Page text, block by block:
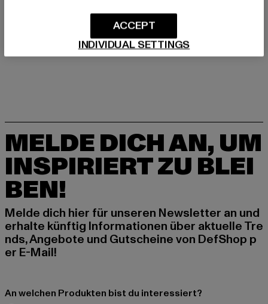
PFLEGEHINWEISE
LIEFERUNG & RÜCKGABE
MELDE DICH AN, UM
INSPIRIERT ZU BLEI
BEN!
Melde dich hier für unseren Newsletter an und
erhalte künftig Informationen über aktuelle Tre
nds, Angebote und Gutscheine von DefShop p
er E-Mail!
An welchen Produkten bist du interessiert?
INDIVIDUAL SETTINGS
ACCEPT